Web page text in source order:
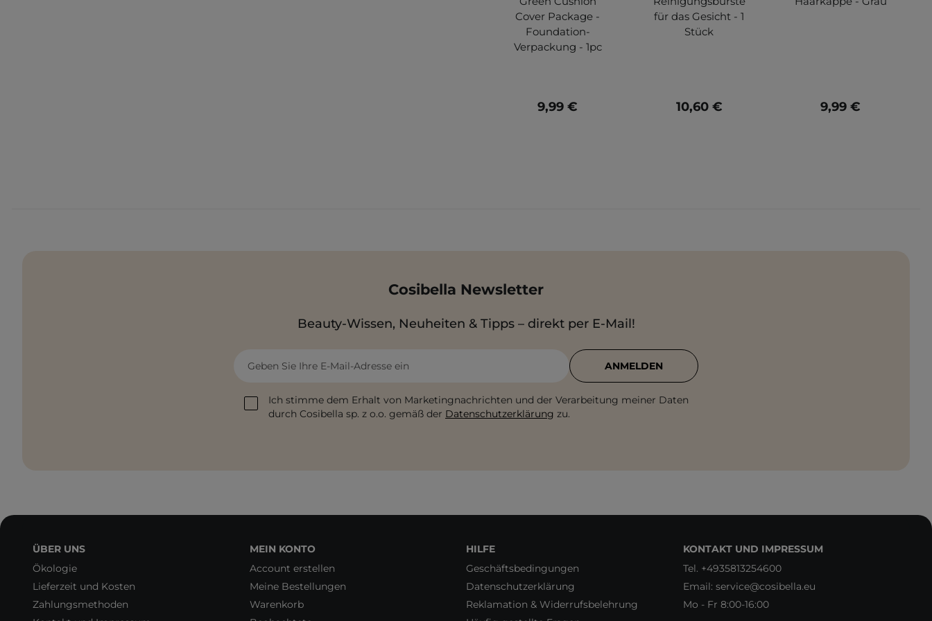
Cover Package -
Foundation-
Verpackung - 1pc
9,99 €
für das Gesicht - 1
Stück
10,60 € 9,99 €
Cosibella Newsletter
Beauty-Wissen, Neuheiten & Tipps – direkt per E-Mail!
Geben Sie Ihre E-Mail-Adresse ein
Ich stimme dem Erhalt von Marketingnachrichten und der Verarbeitung meiner Daten
durch Cosibella sp. z o.o. gemäß der Datenschutzerklärung zu.
ANMELDEN
ÜBER UNS
Ökologie
Lieferzeit und Kosten
Zahlungsmethoden
MEIN KONTO
Account erstellen
Meine Bestellungen
Warenkorb
HILFE
Geschäftsbedingungen
Datenschutzerklärung
Reklamation & Widerrufsbelehrung
KONTAKT UND IMPRESSUM
Tel. +4935813254600
Email: service@cosibella.eu
Mo - Fr 8:00-16:00